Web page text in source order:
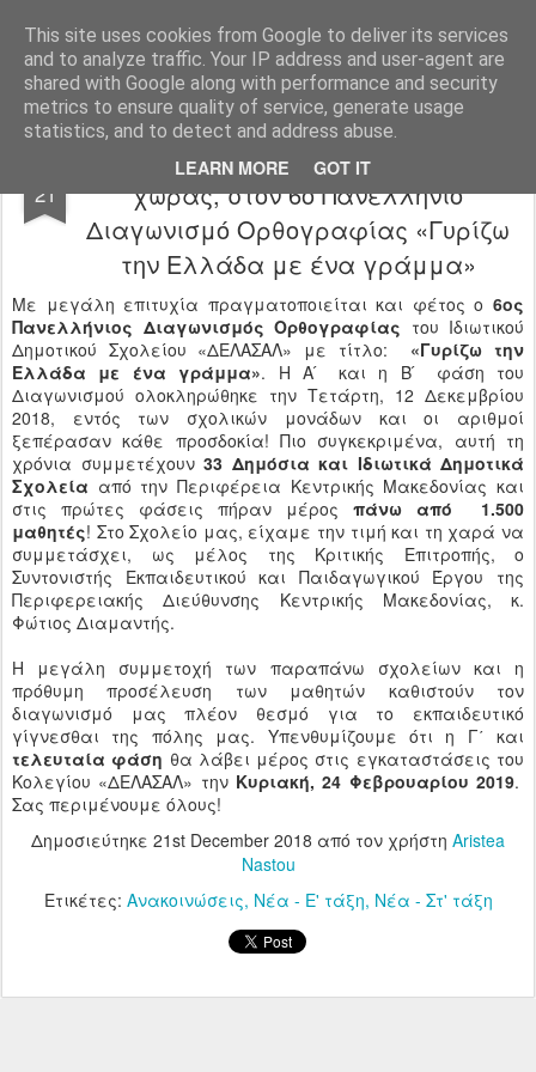
This site uses cookies from Google to deliver its services
and to analyze traffic. Your IP address and user-agent are
shared with Google along with performance and security
metrics to ensure quality of service, generate usage
statistics, and to detect and address abuse.
LEARN MORE GOT IT
Ιδιωτικό Δημοτικό Σχολείο "Ι.Μ.ΔΕΛΑΣΑΛ"
21
1500 μαθητές, από 33 σχολεία της
χώρας, στον 6ο Πανελλήνιο
Διαγωνισμό Ορθογραφίας «Γυρίζω
την Ελλάδα με ένα γράμμα»
Με μεγάλη επιτυχία πραγματοποιείται και φέτος ο 6ος
Πανελλήνιος Διαγωνισμός Ορθογραφίας του Ιδιωτικού
Δημοτικού Σχολείου «ΔΕΛΑΣΑΛ» με τίτλο: «Γυρίζω την
Ελλάδα με ένα γράμμα». Η Α ́ και η Β ́ φάση του
Διαγωνισμού ολοκληρώθηκε την Τετάρτη, 12 Δεκεμβρίου
2018, εντός των σχολικών μονάδων και οι αριθμοί
ξεπέρασαν κάθε προσδοκία! Πιο συγκεκριμένα, αυτή τη
χρόνια συμμετέχουν 33 Δημόσια και Ιδιωτικά Δημοτικά
Σχολεία από την Περιφέρεια Κεντρικής Μακεδονίας και
στις πρώτες φάσεις πήραν μέρος πάνω από 1.500
μαθητές! Στο Σχολείο μας, είχαμε την τιμή και τη χαρά να
συμμετάσχει, ως μέλος της Κριτικής Επιτροπής, ο
Συντονιστής Εκπαιδευτικού και Παιδαγωγικού Έργου της
Περιφερειακής Διεύθυνσης Κεντρικής Μακεδονίας, κ.
Φώτιος Διαμαντής.
Η μεγάλη συμμετοχή των παραπάνω σχολείων και η
πρόθυμη προσέλευση των μαθητών καθιστούν τον
διαγωνισμό μας πλέον θεσμό για το εκπαιδευτικό
γίγνεσθαι της πόλης μας. Υπενθυμίζουμε ότι η Γ΄ και
τελευταία φάση θα λάβει μέρος στις εγκαταστάσεις του
Κολεγίου «ΔΕΛΑΣΑΛ» την Κυριακή, 24 Φεβρουαρίου 2019.
Σας περιμένουμε όλους!
Δημοσιεύτηκε 21st December 2018 από τον χρήστη Aristea
Nastou
Ετικέτες: Ανακοινώσεις Νέα - Ε' τάξη Νέα - Στ' τάξη